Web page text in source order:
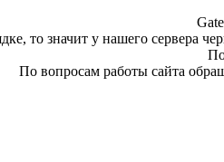
то значит у нашего сервера
По вопросам работы сайта